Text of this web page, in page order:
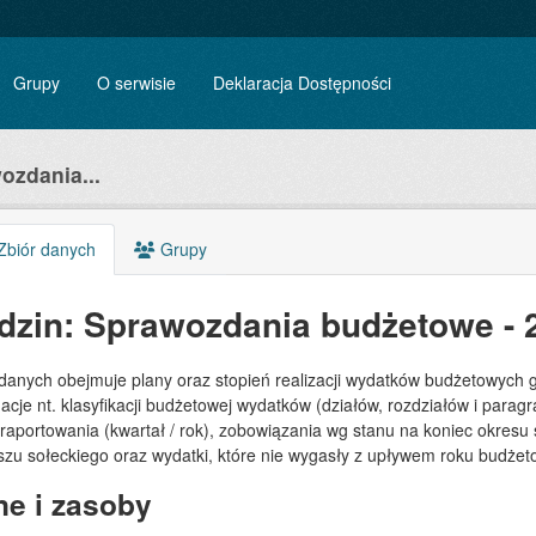
Grupy O serwisie Deklaracja Dostępności
danych Grupy
Sprawozdania budżetowe -
obejmuje plany oraz stopień realizacji wydatków budżetowych
nt. klasyfikacji budżetowej wydatków (działów, rozdziałów i
(kwartał / rok), zobowiązania wg stanu na koniec
sołeckiego oraz wydatki, które nie wygasły z upływem roku
i zasoby